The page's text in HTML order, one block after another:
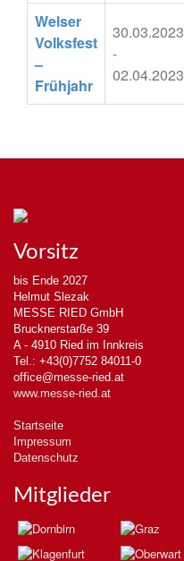
Welser
Volksfest
–
Frühjahr
30.03.2023
-
02.04.2023
Vorsitz
bis Ende 2027
Helmut Slezak
MESSE RIED GmbH
Brucknerstarße 39
A - 4910 Ried im Innkreis
Tel.: +43(0)7752 84011-0
office@messe-ried.at
www.messe-ried.at
Startseite
Impressum
Datenschutz
Mitglieder